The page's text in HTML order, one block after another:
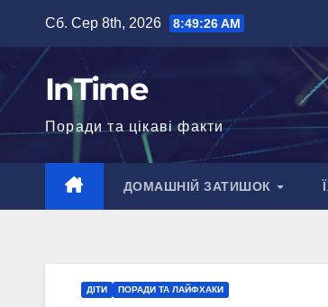
вмісту
Сб. Сер 8th, 2026 8:49:27 AM
InTime
Поради та цікаві факти
ДОМАШНІЙ ЗАТИШОК
ДІТИ ПОРАДИ ТА ЛАЙФХАКИ